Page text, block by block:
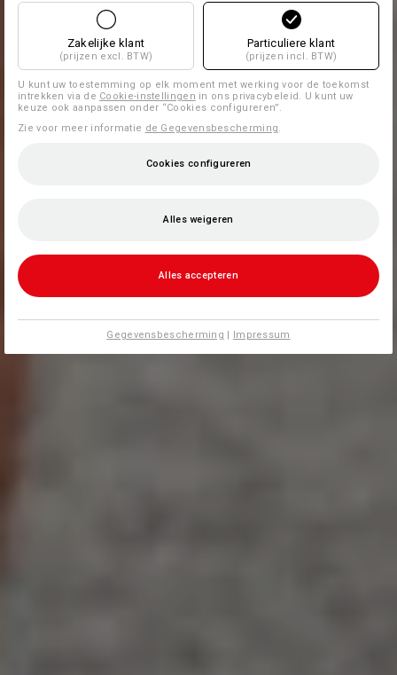
Zakelijke klant
(prijzen excl. BTW)
Particuliere klant
(prijzen incl. BTW)
U kunt uw toestemming op elk moment met werking voor de toekomst
intrekken via de Cookie-instellingen in ons privacybeleid. U kunt uw
keuze ook aanpassen onder “Cookies configureren”.
Zie voor meer informatie de Gegevensbescherming.
Cookies configureren
Alles weigeren
Alles accepteren
Gegevensbescherming | Impressum